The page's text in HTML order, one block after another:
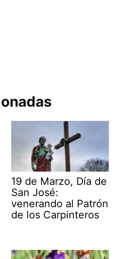
19 de Marzo, Día de
San José:
venerando al Patrón
de los Carpinteros